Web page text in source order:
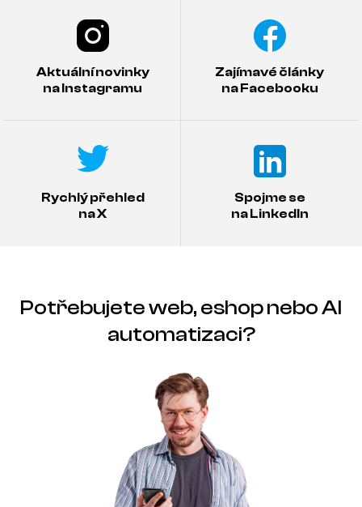
Aktuální novinky
na Instagramu
Zajímavé články
na Facebooku
Rychlý přehled
na X
Spojme se
na LinkedIn
Potřebujete web, eshop nebo AI
automatizaci?